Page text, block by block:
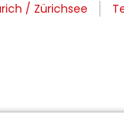
/ Zürichsee